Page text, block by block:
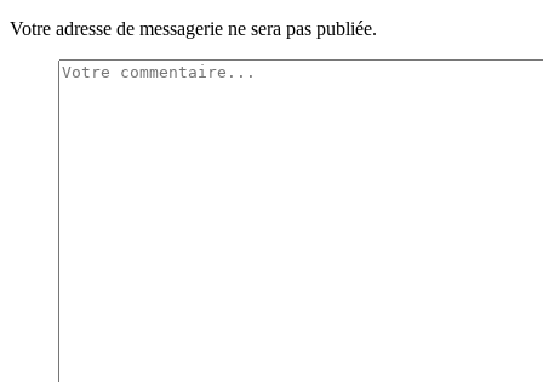
Votre adresse de messagerie ne sera pas publiée.